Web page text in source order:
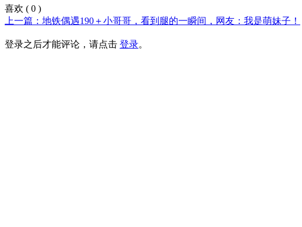
喜欢 ( 0 )
上一篇：地铁偶遇190＋小哥哥，看到腿的一瞬间，网友：我是萌妹子！
登录之后才能评论，请点击 登录。